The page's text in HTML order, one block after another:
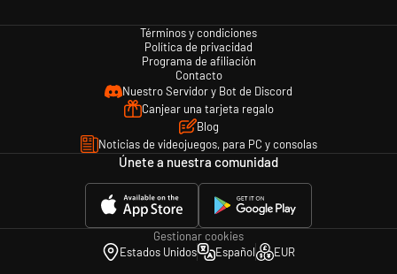
Términos y condiciones
Política de privacidad
Programa de afiliación
Contacto
Nuestro Servidor y Bot de Discord
Canjear una tarjeta regalo
Blog
Noticias de videojuegos, para PC y consolas
Únete a nuestra comunidad
Gestionar cookies
Estados Unidos
Español EUR